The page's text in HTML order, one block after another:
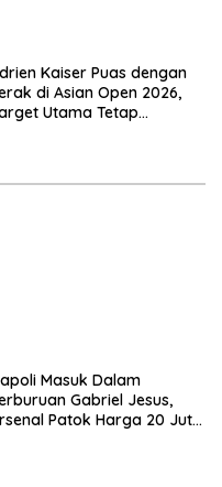
Kaiser Puas dengan
di Asian Open 2026,
Utama Tetap
Masuk Dalam
Gabriel Jesus,
Patok Harga 20 Juta